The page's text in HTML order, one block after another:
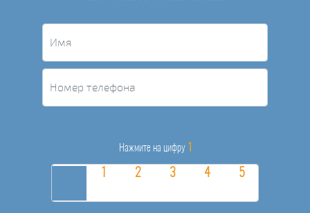
Нажмите на цифру 1